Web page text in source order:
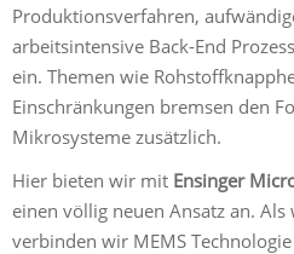
Produktionsverfahren,
arbeitsintensive Back-End
ein. Themen wie
Einschränkungen bremsen den
Mikrosysteme zusätzlich.
Hier bieten wir mit Ensinger
einen völlig neuen Ansatz an.
verbinden wir MEMS